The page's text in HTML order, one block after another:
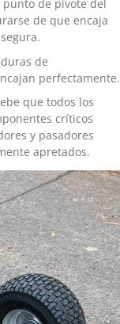
de pivote del
de que encaja
de
perfectamente.
que todos los
críticos
y pasadores
apretados.